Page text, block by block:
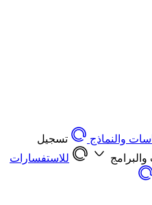
والنماذج
تسجيل
والبرامج
للاستفسارات